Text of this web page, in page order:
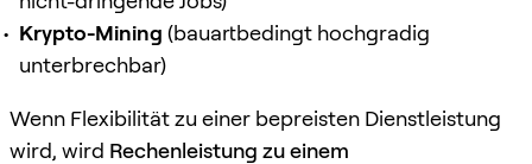
Krypto-Mining (bauartbedingt hochgradig
unterbrechbar)
Wenn Flexibilität zu einer bepreisten Dienstleistung
wird, wird Rechenleistung zu einem